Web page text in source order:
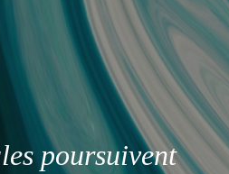
poursuivent